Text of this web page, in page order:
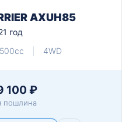
AXUH85
год
4WD
100 ₽
пошлина